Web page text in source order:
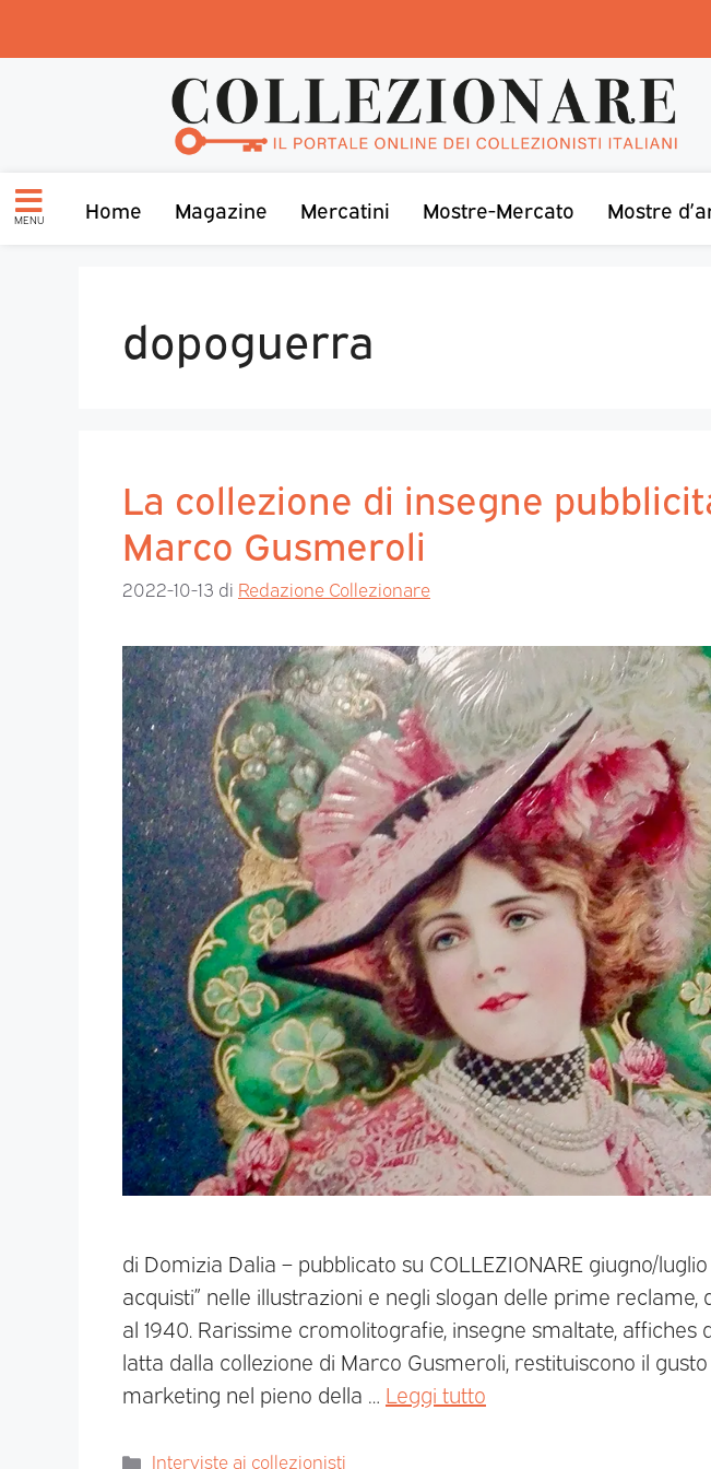
MENU Home Magazine Mercatini Mostre-Mercato Mostre
dopoguerra
La collezione di insegne
Marco Gusmeroli
2022-10-13 di Redazione Collezionare
di Domizia Dalia – pubblicato su COLLEZIONARE giugno/luglio
acquisti” nelle illustrazioni e negli slogan delle prime reclame,
al 1940. Rarissime cromolitografie, insegne smaltate, affiches
latta dalla collezione di Marco Gusmeroli, restituiscono il gusto
marketing nel pieno della … Leggi tutto
Interviste ai collezionisti